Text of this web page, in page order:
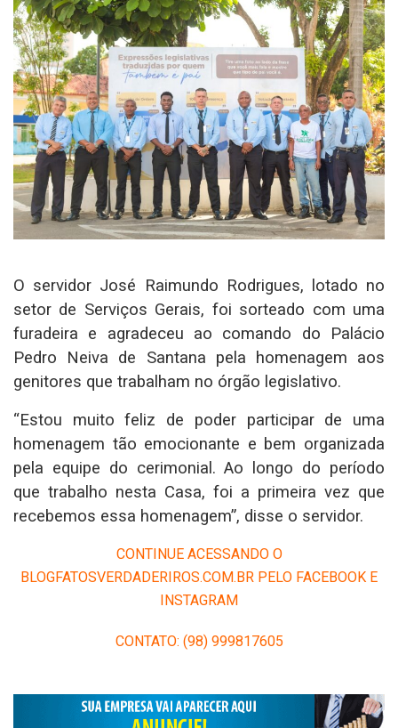
O servidor José Raimundo Rodrigues, lotado no
setor de Serviços Gerais, foi sorteado com uma
furadeira e agradeceu ao comando do Palácio
Pedro Neiva de Santana pela homenagem aos
genitores que trabalham no órgão legislativo.
“Estou muito feliz de poder participar de uma
homenagem tão emocionante e bem organizada
pela equipe do cerimonial. Ao longo do período
que trabalho nesta Casa, foi a primeira vez que
recebemos essa homenagem”, disse o servidor.
CONTINUE ACESSANDO O
BLOGFATOSVERDADERIROS.COM.BR PELO FACEBOOK E
INSTAGRAM
CONTATO: (98) 999817605